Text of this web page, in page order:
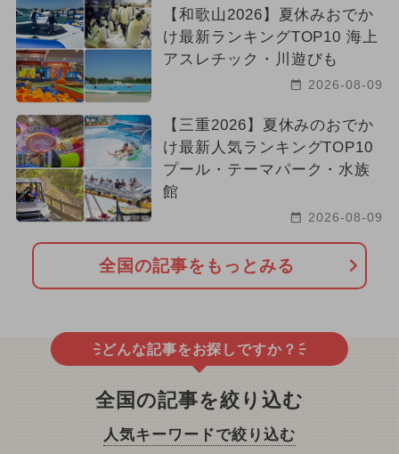
【和歌山2026】夏休みおでか
け最新ランキングTOP10 海上
アスレチック・川遊びも
2026-08-09
【三重2026】夏休みのおでか
け最新人気ランキングTOP10
プール・テーマパーク・水族
館
2026-08-09
全国の記事をもっとみる
どんな記事をお探しですか？
全国の記事を絞り込む
人気キーワードで絞り込む